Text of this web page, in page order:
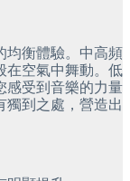
均衡體驗。中高頻
在空氣中舞動。低
感受到音樂的力量
獨到之處，營造出